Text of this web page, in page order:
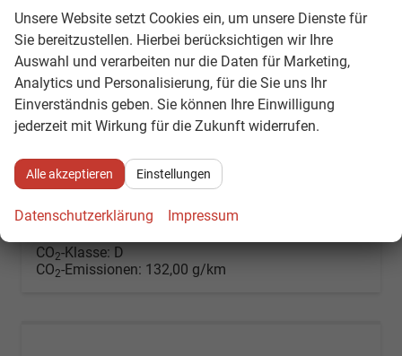
Hyundai BAYON
Style Dachreling Klimaauto Kamera PDC v+h
unverbindliche Lieferzeit: 4 - 6 Monate Neuwagen mit Tageszulassung
Kraftstoff Benzin Leistung
24.592,– €
incl. 19% MwSt.
CO2-Klasse: D
CO2-Emissionen: 132,00 g/km
Unsere Website setzt Cookies ein, um unsere Dienste für
Sie bereitzustellen. Hierbei berücksichtigen wir Ihre
Auswahl und verarbeiten nur die Daten für Marketing,
Analytics und Personalisierung, für die Sie uns Ihr
Einverständnis geben. Sie können Ihre Einwilligung
jederzeit mit Wirkung für die Zukunft widerrufen.
Alle akzeptieren Einstellungen
Datenschutzerklärung Impressum